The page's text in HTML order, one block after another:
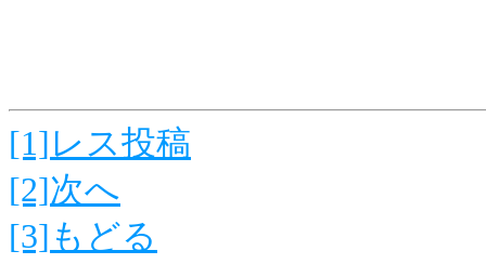
[1]レス投稿
[2]次へ
[3]もどる